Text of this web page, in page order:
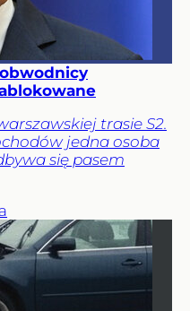
trasie S2.
jedna osoba
się pasem